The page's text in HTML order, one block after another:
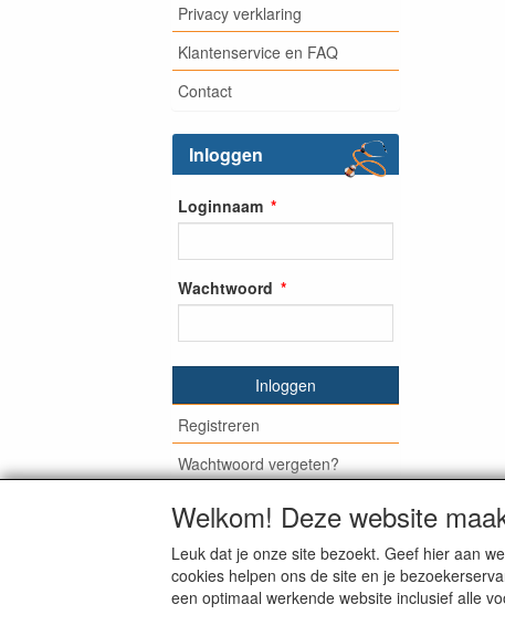
Privacy verklaring
Klantenservice en FAQ
Contact
Inloggen
Loginnaam
Wachtwoord
Inloggen
Registreren
Wachtwoord vergeten?
© Medisan Trading | Alblasserdam. Alle
Welkom! Deze website
Leuk dat je onze site bezoekt. Geef hier aan
cookies helpen ons de site en je
een optimaal werkende website inclusief alle